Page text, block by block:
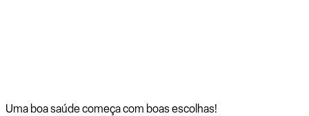
Uma boa saúde começa com boas escolhas!